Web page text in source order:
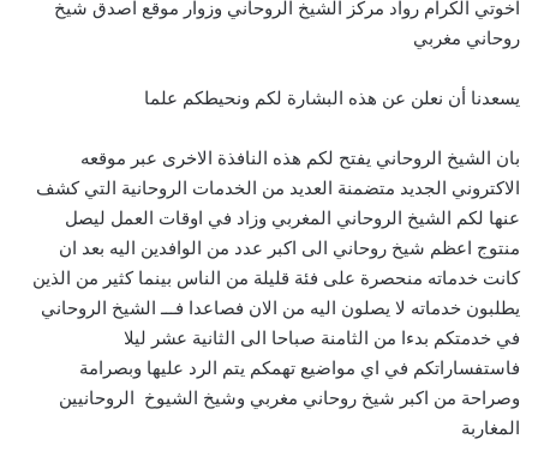
اخوتي الكرام رواد مركز الشيخ الروحاني وزوار موقع اصدق شيخ
روحاني مغربي
يسعدنا أن نعلن عن هذه البشارة لكم ونحيطكم علما
بان الشيخ الروحاني يفتح لكم هذه النافذة الاخرى عبر موقعه
الاكتروني الجديد متضمنة العديد من الخدمات الروحانية التي كشف
عنها لكم الشيخ الروحاني المغربي وزاد في اوقات العمل ليصل
منتوج اعظم شيخ روحاني الى اكبر عدد من الوافدين اليه بعد ان
كانت خدماته منحصرة على فئة قليلة من الناس بينما كثير من الذين
يطلبون خدماته لا يصلون اليه من الان فصاعدا فـــ الشيخ الروحاني
في خدمتكم بدءا من الثامنة صباحا الى الثانية عشر ليلا
فاستفساراتكم في اي مواضيع تهمكم يتم الرد عليها وبصرامة
وصراحة من اكبر شيخ روحاني مغربي وشيخ الشيوخ الروحانيين
المغاربة